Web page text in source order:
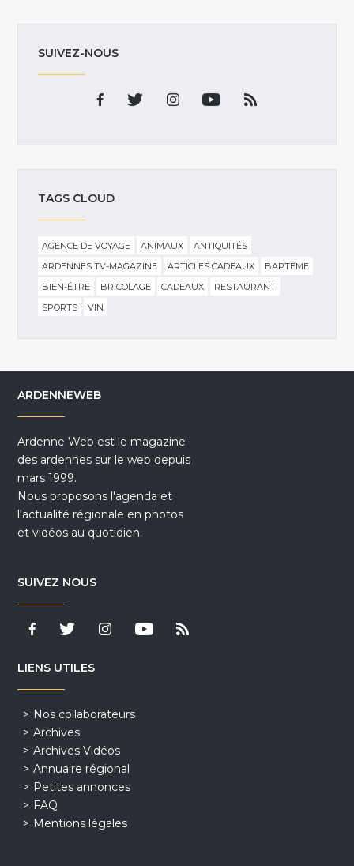
SUIVEZ-NOUS
TAGS CLOUD
AGENCE DE VOYAGE ANIMAUX
ANTIQUITÉS
ARDENNES TV-MAGAZINE
ARTICLES CADEAUX
BAPTÊME
BIEN-ÊTRE
BRICOLAGE CADEAUX
RESTAURANT
SPORTS
VIN
ARDENNEWEB
Ardenne Web est le magazine
des ardennes sur le web depuis
mars 1999.
Nous proposons l'agenda et
l'actualité régionale en photos
et vidéos au quotidien.
SUIVEZ NOUS
LIENS UTILES
Nos collaborateurs
Archives
Archives Vidéos
Annuaire régional
Petites annonces
FAQ
Mentions légales